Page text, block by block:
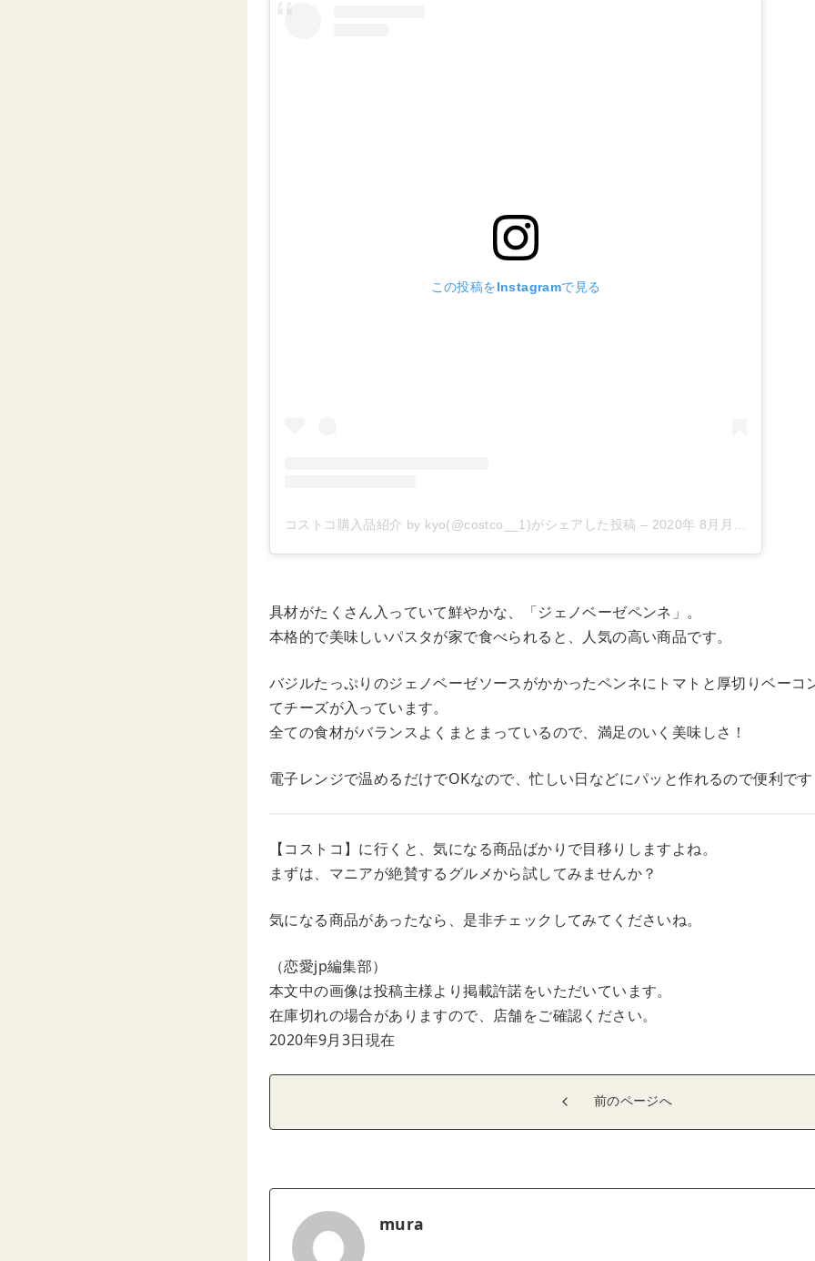
この投稿をInstagramで見る
コストコ購入品紹介 by kyo(@costco__1)がシェアした投稿 – 2020年 8月月8日午前12時41分PDT
具材がたくさん入っていて鮮やかな、「ジェノベーゼペンネ」。
本格的で美味しいパスタが家で食べられると、人気の高い商品です。
バジルたっぷりのジェノベーゼソースがかかったペンネにトマトと厚切りベーコ
てチーズが入っています。
全ての食材がバランスよくまとまっているので、満足のいく美味しさ！
電子レンジで温めるだけでOKなので、忙しい日などにパッと作れるので便利で
【コストコ】に行くと、気になる商品ばかりで目移りしますよね。
まずは、マニアが絶賛するグルメから試してみませんか？
気になる商品があったなら、是非チェックしてみてくださいね。
（恋愛jp編集部）
本文中の画像は投稿主様より掲載許諾をいただいています。
在庫切れの場合がありますので、店舗をご確認ください。
2020年9月3日現在
前のページへ
mura